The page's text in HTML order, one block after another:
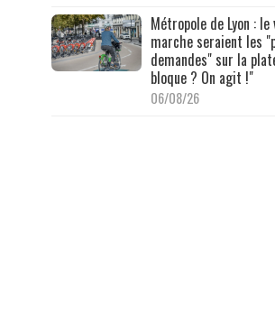
Métropole de Lyon :
marche seraient les
demandes" sur la
bloque ? On agit !"
06/08/26